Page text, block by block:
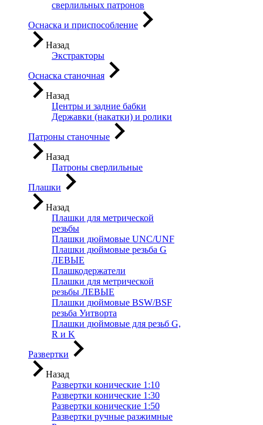
сверлильных патронов
Оснаска и приспособление
Назад
Экстракторы
Оснаска станочная
Назад
Центры и задние бабки
Державки (накатки) и ролики
Патроны станочные
Назад
Патроны сверлильные
Плашки
Назад
Плашки для метрической
резьбы
Плашки дюймовые UNC/UNF
Плашки дюймовые резьба G
ЛЕВЫЕ
Плашкодержатели
Плашки для метрической
резьбы ЛЕВЫЕ
Плашки дюймовые BSW/BSF
резьба Уитворта
Плашки дюймовые для резьб G,
R и K
Развертки
Назад
Развертки конические 1:10
Развертки конические 1:30
Развертки конические 1:50
Развертки ручные разжимные